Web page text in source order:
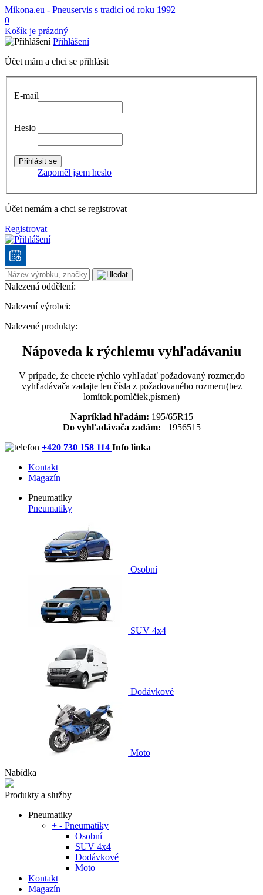
Mikona.eu - Pneuservis s tradicí od roku 1992
0
Košík je prázdný
Přihlášení
Účet mám a chci se přihlásit
E-mail
Heslo
Zapoměl jsem heslo
Účet nemám a chci se registrovat
Registrovat
Nalezená oddělení:
Nalezení výrobci:
Nalezené produkty:
Nápoveda k rýchlemu vyhľadávaniu
V prípade, že chcete rýchlo vyhľadať požadovaný rozmer,do
vyhľadávača zadajte len čísla z požadovaného rozmeru(bez
lomítok,pomlčiek,písmen)
Napríklad hľadám: 195/65R15
Do vyhľadávača zadám: 1956515
+420 730 158 114 Info linka
Kontakt
Magazín
Pneumatiky
Pneumatiky
Osobní
SUV 4x4
Dodávkové
Moto
Nabídka
Produkty a služby
Pneumatiky
+ - Pneumatiky
Osobní
SUV 4x4
Dodávkové
Moto
Kontakt
Magazín